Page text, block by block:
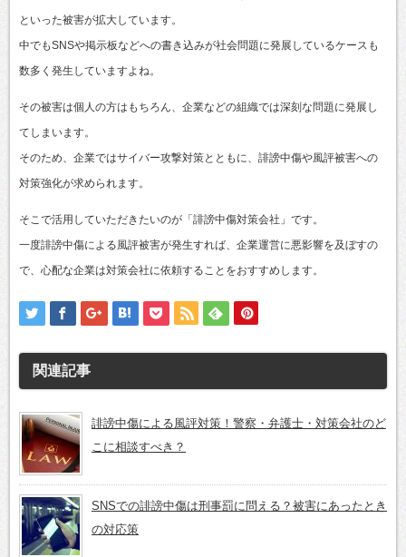
といった被害が拡大しています。
中でもSNSや掲示板などへの書き込みが社会問題に発展しているケースも
数多く発生していますよね。
その被害は個人の方はもちろん、企業などの組織では深刻な問題に発展し
てしまいます。
そのため、企業ではサイバー攻撃対策とともに、誹謗中傷や風評被害への
対策強化が求められます。
そこで活用していただきたいのが「誹謗中傷対策会社」です。
一度誹謗中傷による風評被害が発生すれば、企業運営に悪影響を及ぼすの
で、心配な企業は対策会社に依頼することをおすすめします。
関連記事
誹謗中傷による風評対策！警察・弁護士・対策会社のど
こに相談すべき？
SNSでの誹謗中傷は刑事罰に問える？被害にあったとき
の対応策